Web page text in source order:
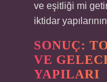
ve eşitliği mi
iktidar
SONUÇ:
VE
YAPILARI